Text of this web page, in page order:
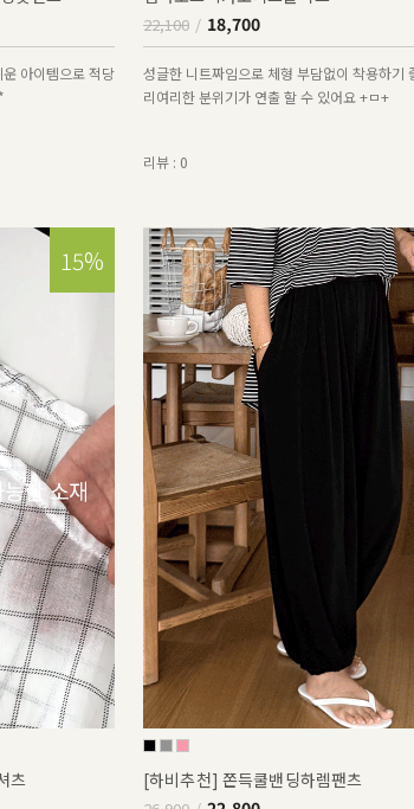
아이템으로 적당
22,100 18,700
성글한 니트짜임으로 체형 부담없이 착용하기
리여리한 분위기가 연출 할 수 있어요 +ㅁ+
리뷰 : 0
15%
츠 [하비추천] 쫀득쿨밴딩하렘팬츠